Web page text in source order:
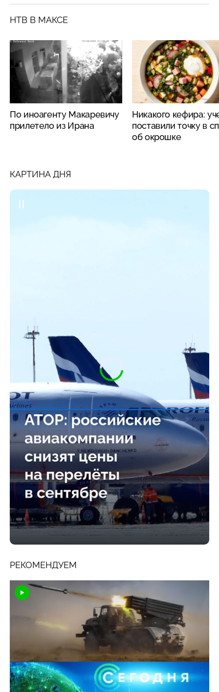
НТВ В МАКСЕ
По иноагенту Макаревичу
прилетело из Ирана
Никакого кефира:
поставили точку в
об окрошке
КАРТИНА ДНЯ
РЕКОМЕНДУЕМ